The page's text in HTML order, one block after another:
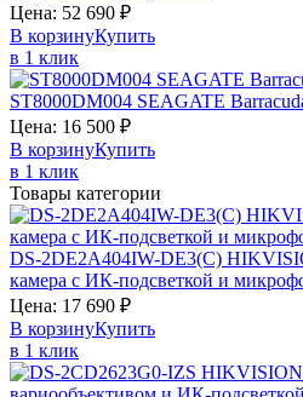
Цена: 52 690 ₽
В корзинуКупить
в 1 клик
ST8000DM004 SEAGATE
Цена: 16 500 ₽
В корзинуКупить
в 1 клик
Товары категории
DS-2DE2A404IW-DE3(C)
камера с ИК-подсветкой и
Цена: 17 690 ₽
В корзинуКупить
в 1 клик